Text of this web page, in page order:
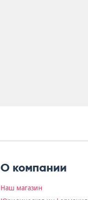
О компании
Наш магазин